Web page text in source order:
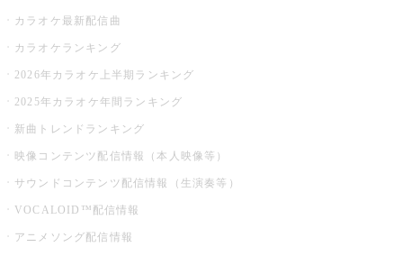
カラオケ最新配信曲
カラオケランキング
2026年カラオケ上半期ランキング
2025年カラオケ年間ランキング
新曲トレンドランキング
映像コンテンツ配信情報（本人映像等）
サウンドコンテンツ配信情報（生演奏等）
VOCALOID™配信情報
アニメソング配信情報